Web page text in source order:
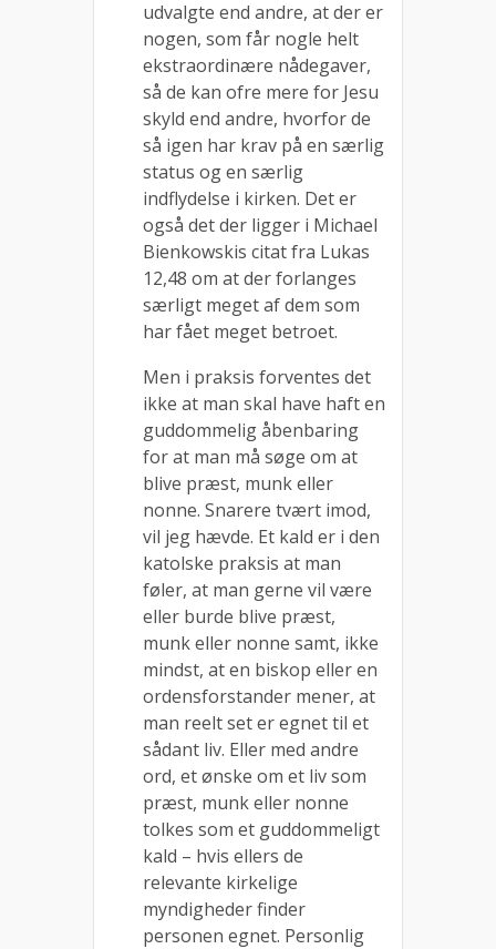
udvalgte end andre, at der er
nogen, som får nogle helt
ekstraordinære nådegaver,
så de kan ofre mere for Jesu
skyld end andre, hvorfor de
så igen har krav på en særlig
status og en særlig
indflydelse i kirken. Det er
også det der ligger i Michael
Bienkowskis citat fra Lukas
12,48 om at der forlanges
særligt meget af dem som
har fået meget betroet.
Men i praksis forventes det
ikke at man skal have haft en
guddommelig åbenbaring
for at man må søge om at
blive præst, munk eller
nonne. Snarere tvært imod,
vil jeg hævde. Et kald er i den
katolske praksis at man
føler, at man gerne vil være
eller burde blive præst,
munk eller nonne samt, ikke
mindst, at en biskop eller en
ordensforstander mener, at
man reelt set er egnet til et
sådant liv. Eller med andre
ord, et ønske om et liv som
præst, munk eller nonne
tolkes som et guddommeligt
kald – hvis ellers de
relevante kirkelige
myndigheder finder
personen egnet. Personlig